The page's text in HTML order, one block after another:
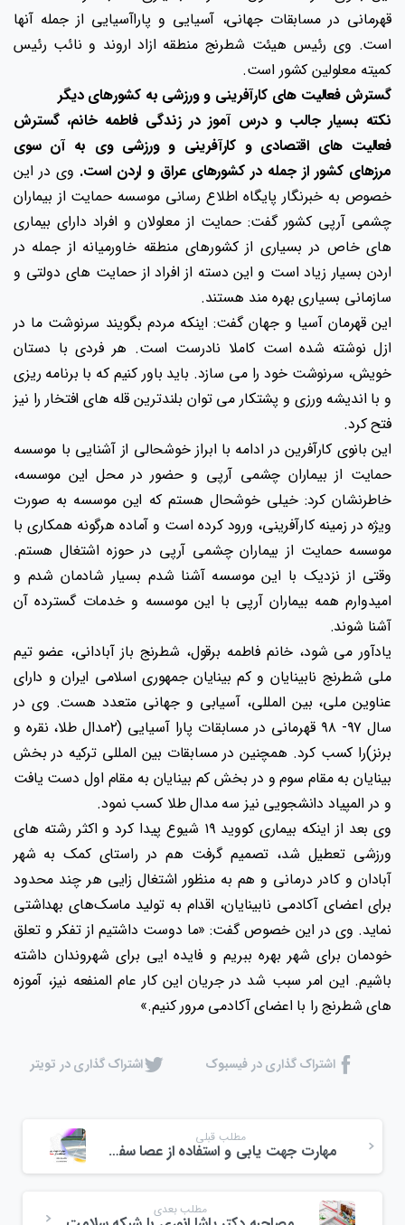
قهرمانی در مسابقات جهانی، آسیایی و پاراآسیایی از جمله آنها
است. وی رئیس هیئت شطرنج منطقه ازاد اروند و نائب رئیس
کمیته معلولین کشور است.
گسترش فعالیت های کارآفرینی و ورزشی به کشورهای دیگر
نکته بسیار جالب و درس آموز در زندگی فاطمه خانم، گسترش
فعالیت های اقتصادی و کارآفرینی و ورزشی وی به آن سوی
مرزهای کشور از جمله در کشورهای عراق و اردن است. وی در این
خصوص به خبرنگار پایگاه اطلاع رسانی موسسه حمایت از بیماران
چشمی آرپی کشور گفت: حمایت از معلولان و افراد دارای بیماری
های خاص در بسیاری از کشورهای منطقه خاورمیانه از جمله در
اردن بسیار زیاد است و این دسته از افراد از حمایت های دولتی و
سازمانی بسیاری بهره مند هستند.
این قهرمان آسیا و جهان گفت: اینکه مردم بگویند سرنوشت ما در
ازل نوشته شده است کاملا نادرست است. هر فردی با دستان
خویش، سرنوشت خود را می سازد. باید باور کنیم که با برنامه ریزی
و با اندیشه ورزی و پشتکار می توان بلندترین قله های افتخار را نیز
فتح کرد.
این بانوی کارآفرین در ادامه با ابراز خوشحالی از آشنایی با موسسه
حمایت از بیماران چشمی آرپی و حضور در محل این موسسه،
خاطرنشان کرد: خیلی خوشحال هستم که این موسسه به صورت
ویژه در زمینه کارآفرینی، ورود کرده است و آماده هرگونه همکاری با
موسسه حمایت از بیماران چشمی آرپی در حوزه اشتغال هستم.
وقتی از نزدیک با این موسسه آشنا شدم بسیار شادمان شدم و
امیدوارم همه بیماران آرپی با این موسسه و خدمات گسترده آن
آشنا شوند.
یادآور می شود، خانم فاطمه برقول، شطرنج باز آبادانی، عضو تیم
ملی شطرنج نابینایان و کم بینایان جمهوری اسلامی ایران و دارای
عناوین ملی، بین المللی، آسیابی و جهانی متعدد هست. وی در
سال ۹۷- ۹۸ قهرمانی در مسابقات پارا آسیایی (۲مدال طلا، نقره و
برنز)را کسب کرد. همچنین در مسابقات بین المللی ترکیه در بخش
بینایان به مقام سوم و در بخش کم بینایان به مقام اول دست یافت
و در المپیاد دانشجویی نیز سه مدال طلا کسب نمود.
وی بعد از اینکه بیماری کووید ۱۹ شیوع پیدا کرد و اکثر رشته های
ورزشی تعطیل شد، تصمیم گرفت هم در راستای کمک به شهر
آبادان و کادر درمانی و هم به منظور اشتغال زایی هر چند محدود
برای اعضای آکادمی نابینایان، اقدام به تولید ماسک‌های بهداشتی
نماید. وی در این خصوص گفت: «ما دوست داشتیم از تفکر و تعلق
خودمان برای شهر بهره ببریم و فایده ایی برای شهروندان داشته
باشیم. این امر سبب شد در جریان این کار عام المنفعه نیز، آموزه
های شطرنج را با اعضای آکادمی مرور کنیم.»
اشتراک گذاری در فیسبوک اشتراک گذاری در تویتر
مطلب قبلی
مهارت جهت یابی و استفاده از عصا سفید بخش ۱۵
مطلب بعدی